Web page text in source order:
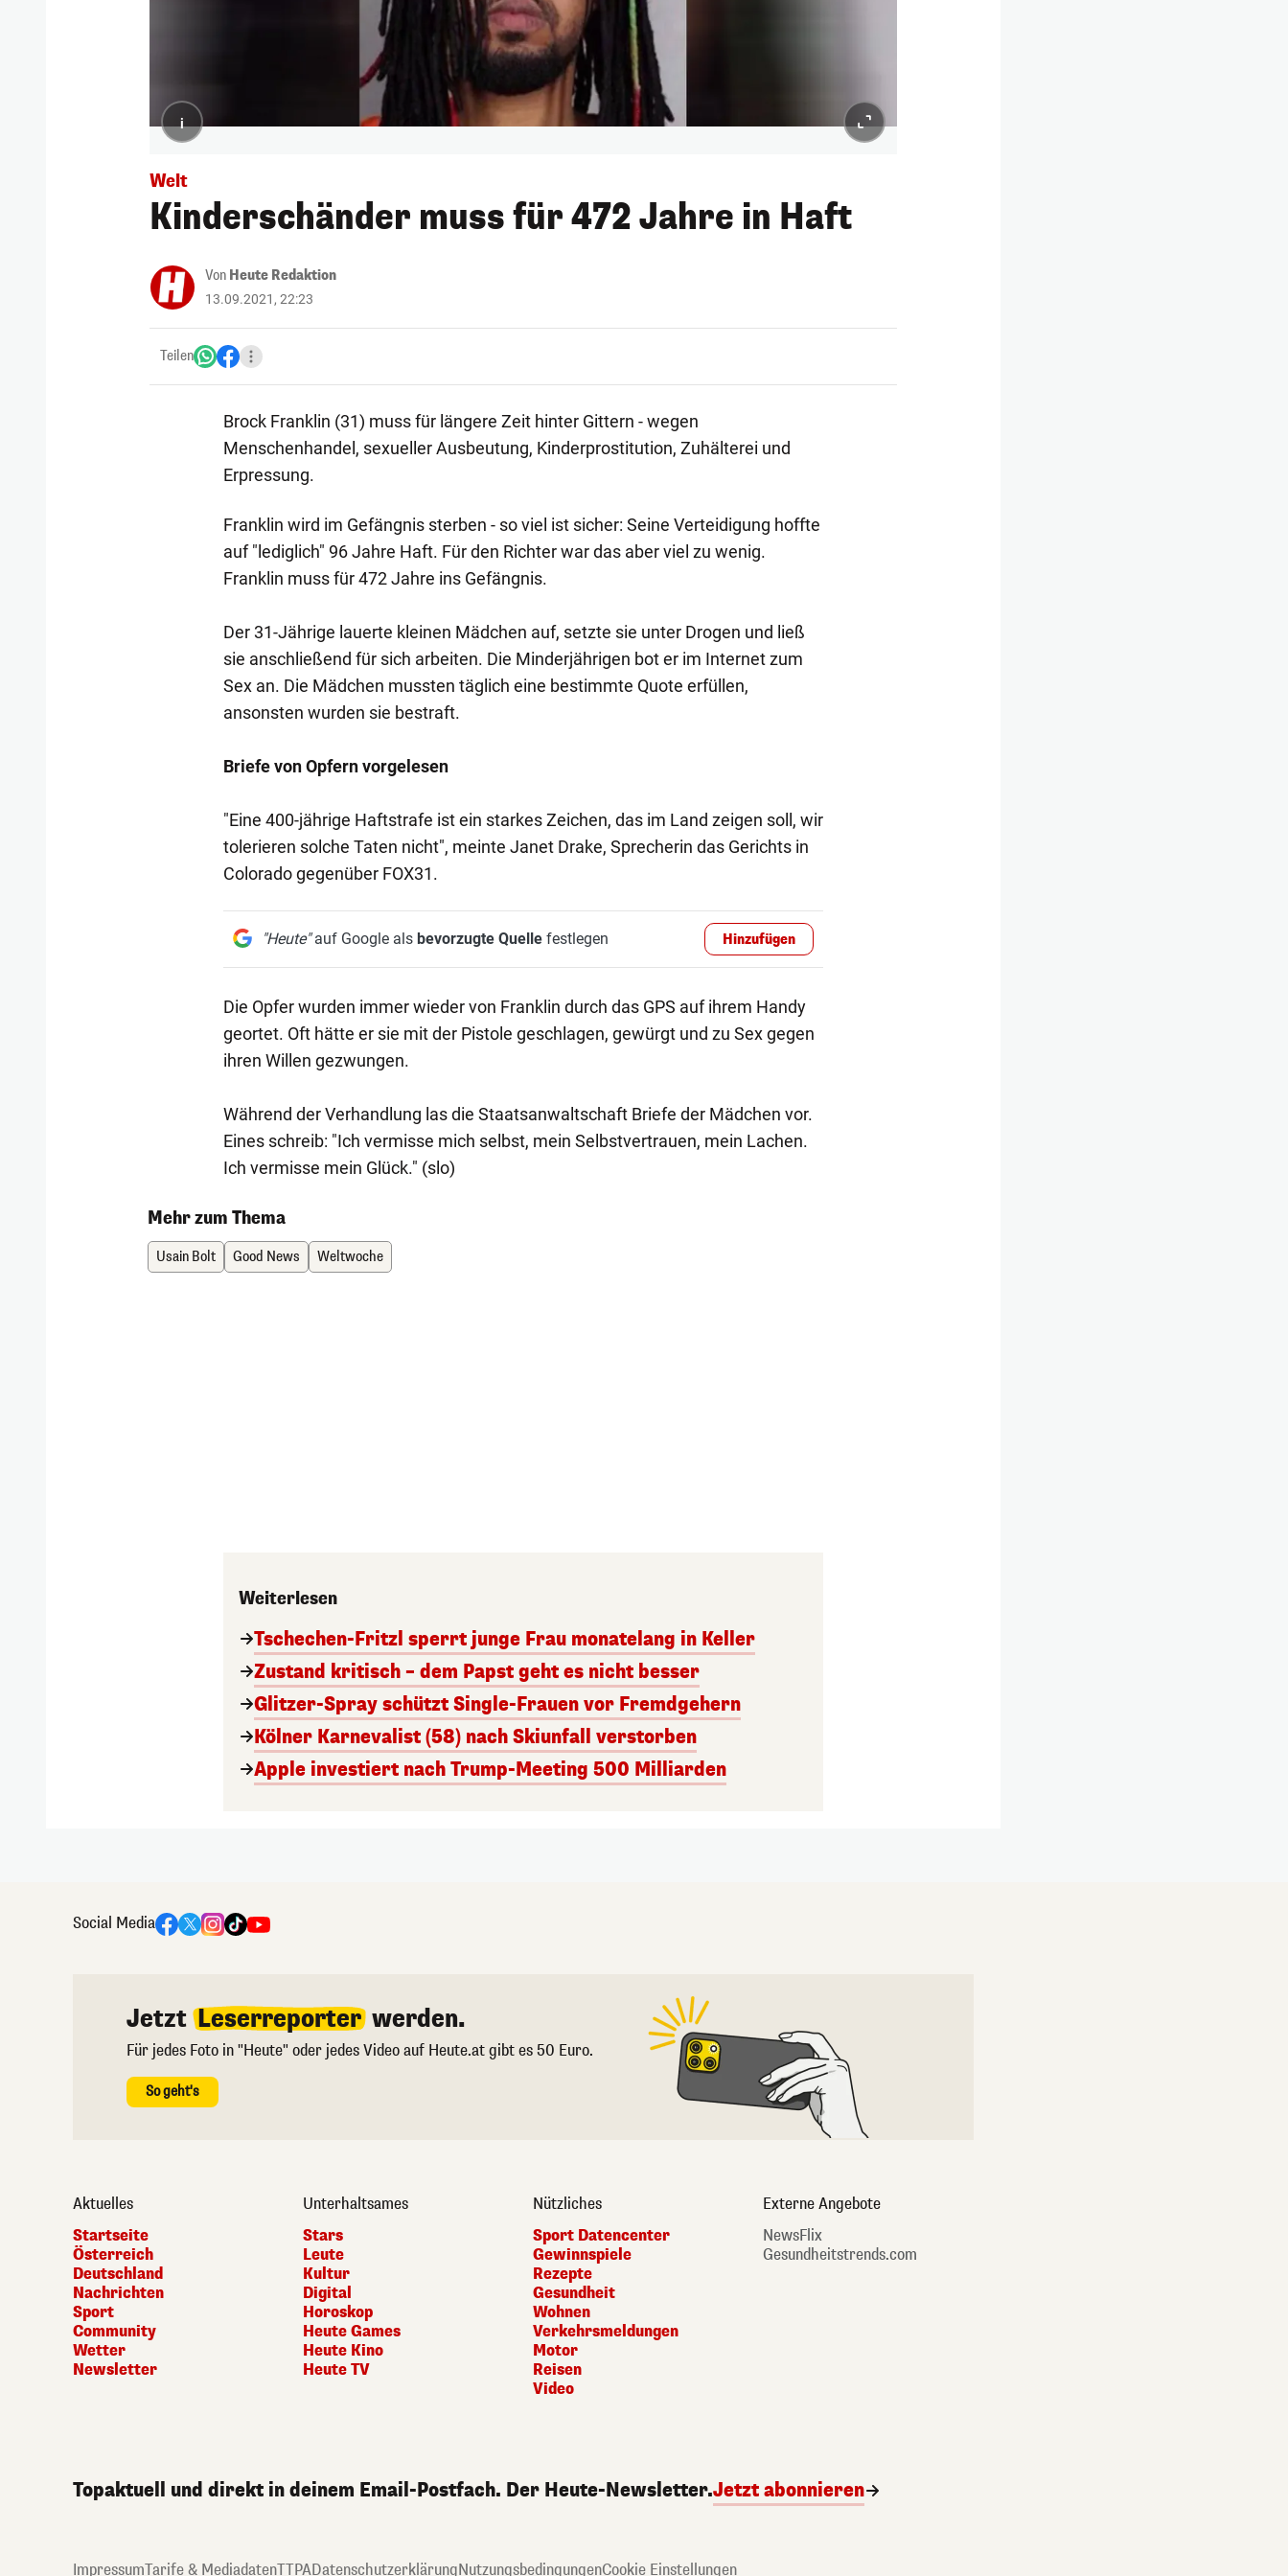
i
Welt
Kinderschänder muss für 472 Jahre in Haft
Von Heute Redaktion
13.09.2021, 22:23
Teilen
Brock Franklin (31) muss für längere Zeit hinter Gittern - wegen
Menschenhandel, sexueller Ausbeutung, Kinderprostitution, Zuhälterei und
Erpressung.
Franklin wird im Gefängnis sterben - so viel ist sicher: Seine Verteidigung hoffte
auf "lediglich" 96 Jahre Haft. Für den Richter war das aber viel zu wenig.
Franklin muss für 472 Jahre ins Gefängnis.
Der 31-Jährige lauerte kleinen Mädchen auf, setzte sie unter Drogen und ließ
sie anschließend für sich arbeiten. Die Minderjährigen bot er im Internet zum
Sex an. Die Mädchen mussten täglich eine bestimmte Quote erfüllen,
ansonsten wurden sie bestraft.
Briefe von Opfern vorgelesen
"Eine 400-jährige Haftstrafe ist ein starkes Zeichen, das im Land zeigen soll, wir
tolerieren solche Taten nicht", meinte Janet Drake, Sprecherin das Gerichts in
Colorado gegenüber FOX31.
"Heute"auf Google als bevorzugte Quellefestlegen Hinzufügen
Die Opfer wurden immer wieder von Franklin durch das GPS auf ihrem Handy
geortet. Oft hätte er sie mit der Pistole geschlagen, gewürgt und zu Sex gegen
ihren Willen gezwungen.
Während der Verhandlung las die Staatsanwaltschaft Briefe der Mädchen vor.
Eines schreib: "Ich vermisse mich selbst, mein Selbstvertrauen, mein Lachen.
Ich vermisse mein Glück." (slo)
Mehr zum Thema
Usain Bolt Good News Weltwoche
Weiterlesen
Tschechen-Fritzl sperrt junge Frau monatelang in Keller
Zustand kritisch – dem Papst geht es nicht besser
Glitzer-Spray schützt Single-Frauen vor Fremdgehern
Kölner Karnevalist (58) nach Skiunfall verstorben
Apple investiert nach Trump-Meeting 500 Milliarden
Social Media
Jetzt Leserreporter werden.
Für jedes Foto in "Heute" oder jedes Video auf Heute.at gibt es 50 Euro.
So geht's
Aktuelles
Startseite
Österreich
Deutschland
Nachrichten
Sport
Community
Wetter
Newsletter
Unterhaltsames
Stars
Leute
Kultur
Digital
Horoskop
Heute Games
Heute Kino
Heute TV
Nützliches
Sport Datencenter
Gewinnspiele
Rezepte
Gesundheit
Wohnen
Verkehrsmeldungen
Motor
Reisen
Video
Externe Angebote
NewsFlix
Gesundheitstrends.com
Topaktuell und direkt in deinem Email-Postfach. Der Heute-Newsletter.Jetzt abonnieren
ImpressumTarife & MediadatenTTPADatenschutzerklärungNutzungsbedingungenCookie Einstellungen